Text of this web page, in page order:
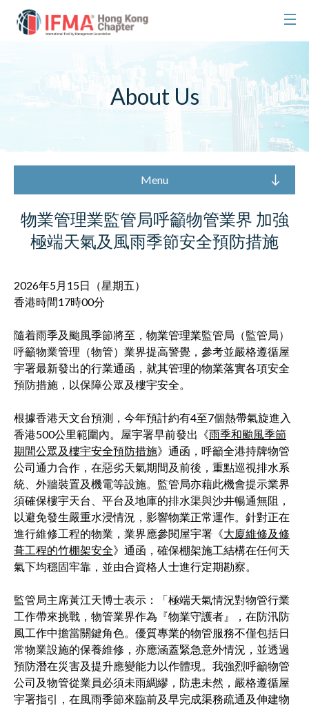
About Us
Menu
物業管理業監管局呼籲物管業界 加強
極端天氣及風雨季節安全預防措施
2026年5月15日（星期五）
香港時間17時00分
隨着雨季及颱風季節將至，物業管理業監管局（監管局）
呼籲物業管理（物管）業界提高警覺，參考並嚴格遵循屋
宇署最新發出的行業通函，就其管理的物業落實各項安全
預防措施，以保障公眾及樓宇安全。
根據香港天文台預測，今年預計約有4至7個熱帶氣旋進入
香港500公里範圍內。屋宇署早前發出《雨季和颱風季節
期間公眾及樓宇安全預防措施》通函，呼籲全港持牌物管
公司通力合作，在惡劣天氣期間及前後，重點巡視排水系
統、外牆裝置及機電等設施。監管局亦藉此機會提示業界
須確保樓宇天台、平台及地庫的排水渠與沙井暢通無阻，
以避免發生嚴重水浸情況，影響物業正常運作。針對正在
進行維修工程的物業，業界應參閱屋宇署《大廈維修及修
葺工程的竹棚架安全》通函，確保棚架施工結構在任何天
氣下均穩固牢靠，並由合資格人士進行定期勘察。
監管局主席黃江天博士表示：「極端天氣情況對物管行業
工作帶來挑戰，物管業界作為『物業守護者』，在防汛防
風工作中擔當關鍵角色。優質專業的物管服務不僅包括日
常物業設施的保養維修，亦應涵蓋緊急意外情況，並透過
預防潛在災害及提升應變能力以作體現。我強烈呼籲物管
公司及物管從業員必須未雨綢繆，防患未然，嚴格遵循屋
宇署指引，在風雨季節來臨前及早完成渠務疏通及伸建物